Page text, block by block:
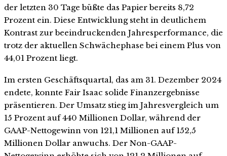
der letzten 30 Tage büßte das Papier bereits 8,72
Prozent ein. Diese Entwicklung steht in deutlichem
Kontrast zur beeindruckenden Jahresperformance, die
trotz der aktuellen Schwächephase bei einem Plus von
44,01 Prozent liegt.
Im ersten Geschäftsquartal, das am 31. Dezember 2024
endete, konnte Fair Isaac solide Finanzergebnisse
präsentieren. Der Umsatz stieg im Jahresvergleich um
15 Prozent auf 440 Millionen Dollar, während der
GAAP-Nettogewinn von 121,1 Millionen auf 152,5
Millionen Dollar anwuchs. Der Non-GAAP-